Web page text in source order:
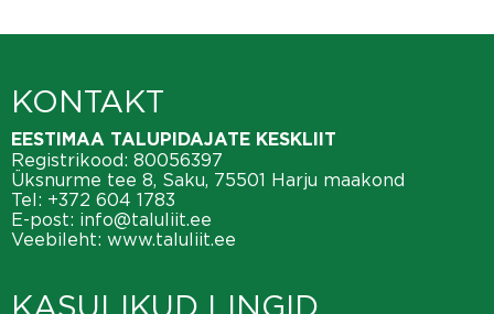
KONTAKT
EESTIMAA TALUPIDAJATE KESKLIIT
Registrikood: 80056397
Üksnurme tee 8, Saku, 75501 Harju maakond
Tel: +372 604 1783
E-post: info@taluliit.ee
Veebileht: www.taluliit.ee
KASULIKUD LINGID